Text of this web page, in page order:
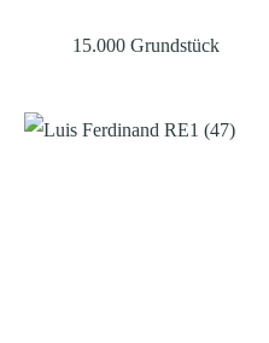
15.000 Grundstück